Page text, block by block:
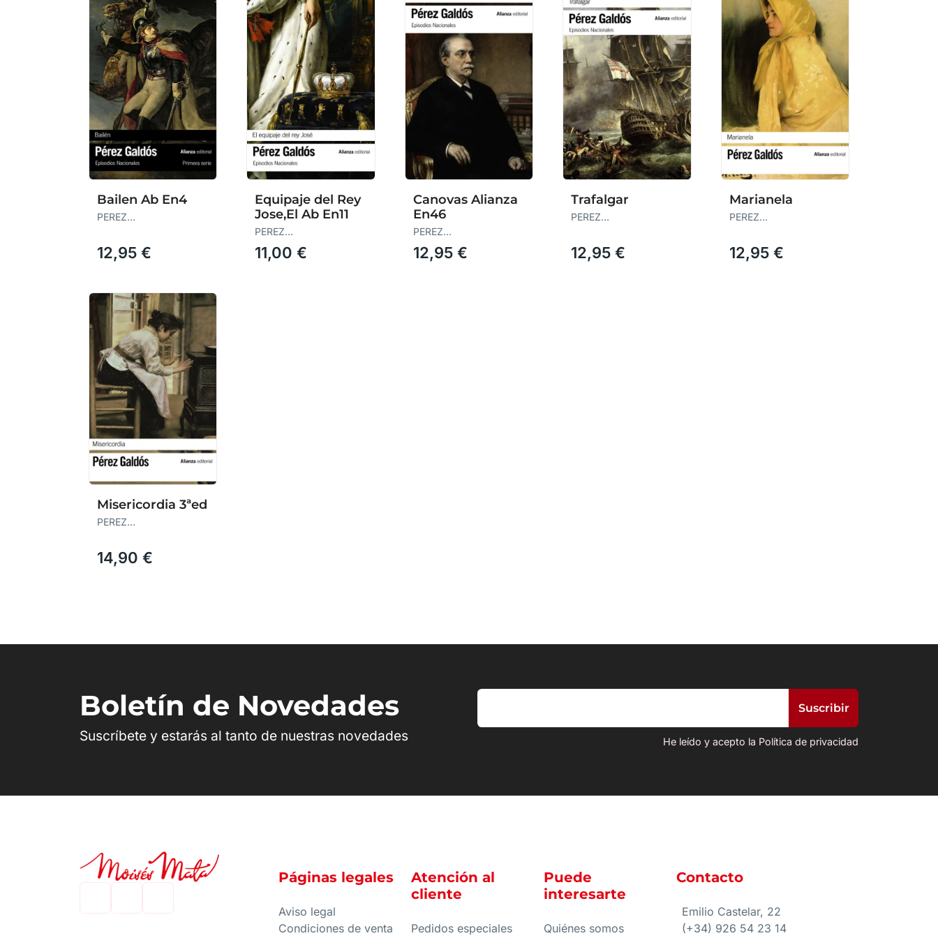
Bailen Ab En4
PEREZ
12,95 €
Equipaje del Rey
Jose,El Ab En11
PEREZ
GALDOS,BENITO
11,00 €
Canovas Alianza
En46
PEREZ
GALDOS,BENITO
12,95 €
Trafalgar
PEREZ
12,95 €
Marianela
PEREZ
12,95 €
Misericordia 3ªed
PEREZ
14,90 €
Boletín de Novedades
Suscríbete y estarás al tanto de nuestras novedades He leído y acepto la Política de privacidad
Páginas legales
Aviso legal
Condiciones de venta
Atención al
cliente
Pedidos especiales
Puede
interesarte
Quiénes somos
Contacto
Emilio Castelar, 22
(+34) 926 54 23 14